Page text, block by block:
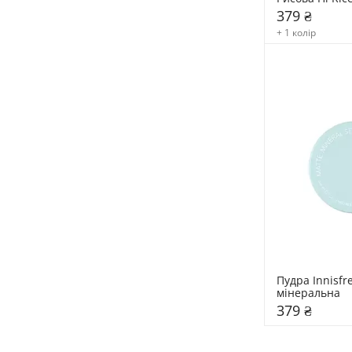
379 ₴
+ 1 колір
Пудра
мінеральна
379 ₴